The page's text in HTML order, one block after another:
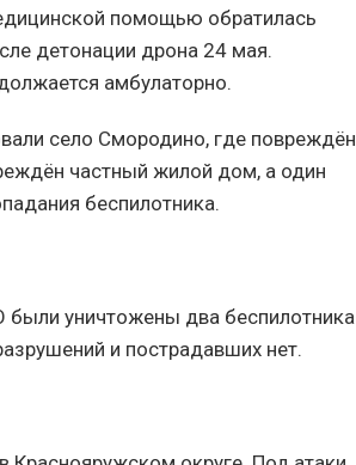
помощью обратилась
детонации дрона 24 мая.
амбулаторно.
село Смородино, где повреждён
частный жилой дом, а один
беспилотника.
были уничтожены два беспилотника
и пострадавших нет.